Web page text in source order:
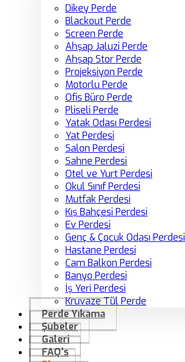
Dikey Perde
Blackout Perde
Screen Perde
Ahşap Jaluzi Perde
Ahşap Stor Perde
Projeksiyon Perde
Motorlu Perde
Ofis Büro Perde
Pliseli Perde
Yatak Odası Perdesi
Yat Perdesi
Salon Perdesi
Sahne Perdesi
Otel ve Yurt Perdesi
Okul Sınıf Perdesi
Mutfak Perdesi
Kış Bahçesi Perdesi
Ev Perdesi
Genç & Çocuk Odası Perdesi
Hastane Perdesi
Cam Balkon Perdesi
Banyo Perdesi
İş Yeri Perdesi
Kruvaze Tül Perde
Perde Yıkama
Şubeler
Galeri
FAQ’s